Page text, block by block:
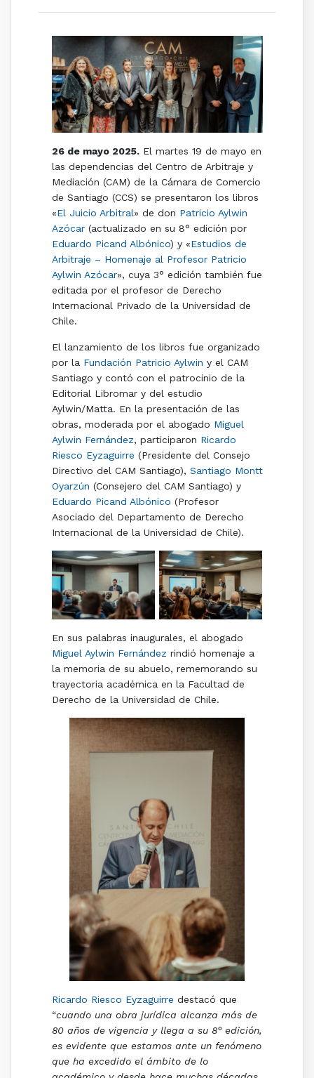
26 de mayo 2025.El martes 19 de mayo en
las dependencias del Centro de Arbitraje y
Mediación (CAM) de la Cámara de Comercio
de Santiago (CCS) se presentaron los libros
«El Juicio Arbitral» de don Patricio Aylwin
Azócar(actualizado en su 8° edición por
Eduardo Picand Albónico) y «Estudios de
Arbitraje – Homenaje al Profesor Patricio
Aylwin Azócar», cuya 3° edición también fue
editada por el profesor de Derecho
Internacional Privado de la Universidad de
Chile.
El lanzamiento de los libros fue organizado
por la Fundación Patricio Aylwin y el CAM
Santiago y contó con el patrocinio de la
Editorial Libromar y del estudio
Aylwin/Matta. En la presentación de las
obras, moderada por el abogado Miguel
Aylwin Fernández, participaron Ricardo
Riesco Eyzaguirre (Presidente del Consejo
Directivo del CAM Santiago), Santiago Montt
Oyarzún (Consejero del CAM Santiago) y
Eduardo Picand Albónico (Profesor
Asociado del Departamento de Derecho
Internacional de la Universidad de Chile).
En sus palabras inaugurales, el abogado
Miguel Aylwin Fernándezrindió homenaje a
la memoria de su abuelo, rememorando su
trayectoria académica en la Facultad de
Derecho de la Universidad de Chile.
Ricardo Riesco Eyzaguirre destacó que
“cuando una obra jurídica alcanza más de
80 años de vigencia y llega a su 8° edición,
es evidente que estamos ante un fenómeno
que ha excedido el ámbito de lo